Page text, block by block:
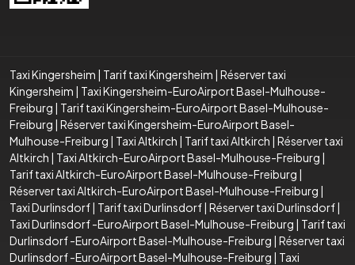
Taxi Kingersheim | Tarif taxi Kingersheim | Réserver taxi
Kingersheim | Taxi Kingersheim-EuroAirport Basel-Mulhouse-
Freiburg | Tarif taxi Kingersheim-EuroAirport Basel-Mulhouse-
Freiburg | Réserver taxi Kingersheim-EuroAirport Basel-
Mulhouse-Freiburg | Taxi Altkirch | Tarif taxi Altkirch | Réserver taxi
Altkirch | Taxi Altkirch-EuroAirport Basel-Mulhouse-Freiburg |
Tarif taxi Altkirch-EuroAirport Basel-Mulhouse-Freiburg |
Réserver taxi Altkirch-EuroAirport Basel-Mulhouse-Freiburg |
Taxi Durlinsdorf| Tarif taxi Durlinsdorf| Réserver taxi Durlinsdorf|
Taxi Durlinsdorf -EuroAirport Basel-Mulhouse-Freiburg | Tarif taxi
Durlinsdorf -EuroAirport Basel-Mulhouse-Freiburg | Réserver taxi
Durlinsdorf -EuroAirport Basel-Mulhouse-Freiburg | Taxi